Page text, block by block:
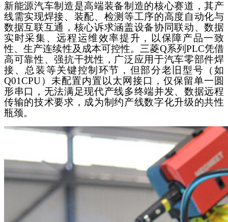
新能源汽车制造是高端装备制造的核心赛道，其产
线需实现焊接、装配、检测等工序的高度自动化与
数据互联互通，核心诉求涵盖设备协同联动、数据
实时采集、远程运维效率提升，以保障产品一致
性、生产连续性及成本可控性。三菱Q系列PLC凭借
高可靠性、强抗干扰性，广泛应用于汽车零部件焊
接、总装等关键控制环节，但部分老旧型号（如
Q01CPU）未配置内置以太网接口，仅保留单一圆
形串口，无法满足现代产线多终端并发、数据远程
传输的技术要求，成为制约产线数字化升级的共性
瓶颈。